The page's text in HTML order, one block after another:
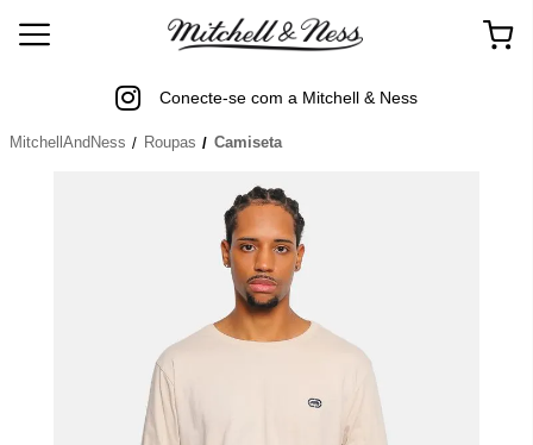
Conecte-se com a Mitchell & Ness
MitchellAndNess Roupas Camiseta